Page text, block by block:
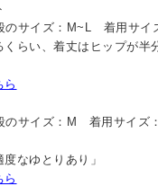
のサイズ：M~L 着用サイ
くらい、着丈はヒップが半
ら
サイズ：M 着用サイズ：
なゆとりあり」
ら